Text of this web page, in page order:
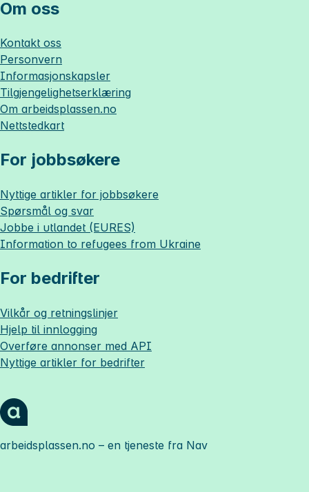
Om oss
Kontakt oss
Personvern
Informasjonskapsler
Tilgjengelighetserklæring
Om arbeidsplassen.no
Nettstedkart
For jobbsøkere
Nyttige artikler for jobbsøkere
Spørsmål og svar
Jobbe i utlandet (EURES)
Information to refugees from Ukraine
For bedrifter
Vilkår og retningslinjer
Hjelp til innlogging
Overføre annonser med API
Nyttige artikler for bedrifter
arbeidsplassen.no – en tjeneste fra Nav